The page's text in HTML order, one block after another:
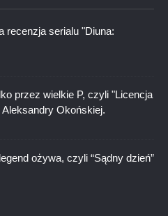
recenzja serialu "Diuna:
przez wielkie P, czyli "Licencja
Okońskiej.
ożywa, czyli “Sądny dzień”